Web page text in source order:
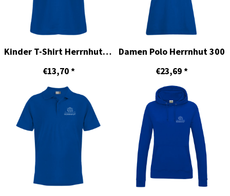
Kinder T-Shirt Herrnhut 300
€13,70*
Damen Polo Herrnhut 300
€23,69*